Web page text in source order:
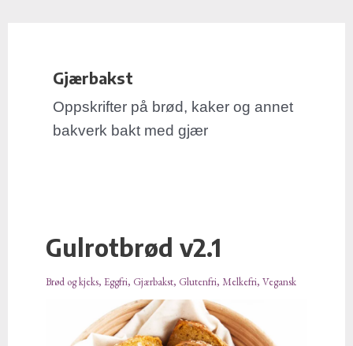
innholdetGjærbakst
Oppskrifter på brød, kaker og annet
bakverk bakt med gjær
Gulrotbrød v2.1
Brød og kjeks, Eggfri, Gjærbakst, Glutenfri, Melkefri, Vegansk
Gulrotbrød